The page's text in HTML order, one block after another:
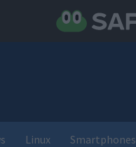
Linux Smartphones